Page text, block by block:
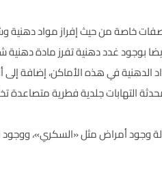
خاصة من حيث إفراز مواد دهنية
بوجود غدد دهنية تفرز مادة دهنية
الدهنية في هذه الأماكن، إضافة
التهابات جلدية فطرية متصاعدة
وجود أمراض مثل «السكري»، ووجود